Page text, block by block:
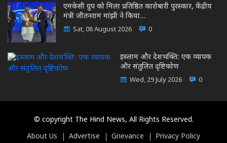
एमकेसी ग्रुप को मिला प्रतिष्ठित कारोबारी पुरस्कार, केंद्रीय
मंत्री जीतनराम मांझी ने किया…
Sat, 08 August 2026 0
इस्लाम और देशभक्ति: एक व्यापक
और संतुलित दृष्टिकोण
Wed, 29 July 2026 0
© copyright The Hind News, All Rights Reserved.
About Us
Advertise Grievance Privacy Policy